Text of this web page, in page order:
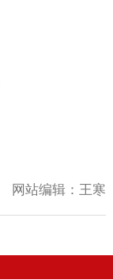
网站编辑： 王寒